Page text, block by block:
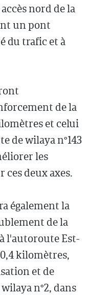
nord de la
un pont
du trafic et à
de la
et celui
de wilaya n°143
les
deux axes.
également la
de la
l'autoroute Est-
kilomètres,
et de
n°2, dans